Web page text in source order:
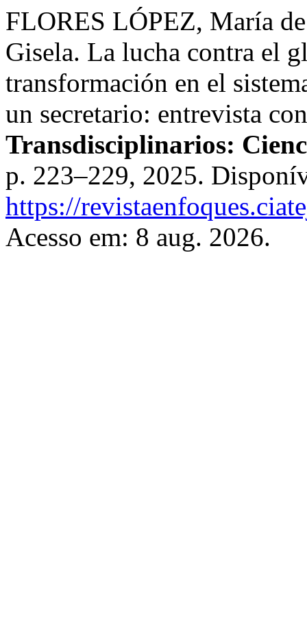
FLORES LÓPEZ, María
Gisela. La lucha contra el
transformación en el
un secretario: entrevista
Transdisciplinarios:
p. 223–229, 2025.
https://
Acesso em: 8 aug. 2026.